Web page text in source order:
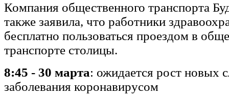
Компания общественного транспорта
также заявила, что работники
бесплатно пользоваться проездом в
транспорте столицы.
8:45 - 30 марта: ожидается рост новых
заболевания коронавирусом